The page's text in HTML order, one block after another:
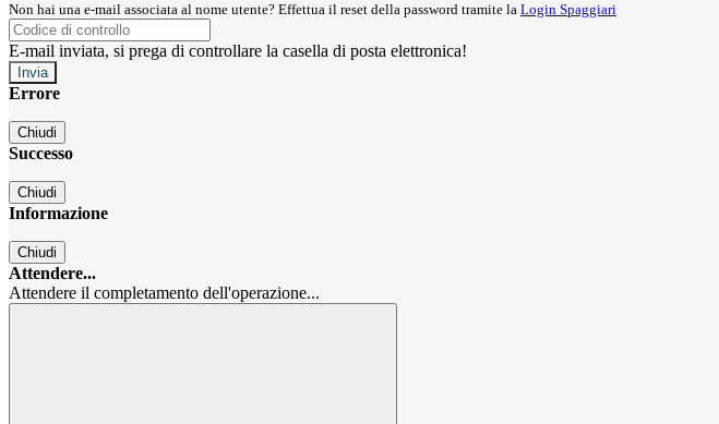
Non hai una e-mail associata al nome utente? Effettua il reset della password tramite la Login Spaggiari
E-mail inviata, si prega di controllare la casella di posta elettronica!
Errore
Chiudi
Successo
Chiudi
Informazione
Chiudi
Attendere...
Attendere il completamento dell'operazione...